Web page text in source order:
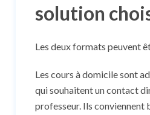
solution
Les deux formats peuvent
Les cours à domicile sont
qui souhaitent un contact
professeur. Ils conviennent